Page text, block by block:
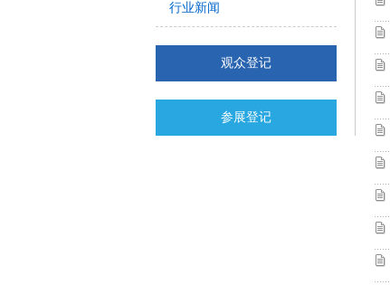
行业新闻
观众登记
参展登记